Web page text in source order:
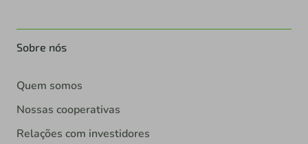
Sobre nós
Quem somos
Nossas cooperativas
Relações com investidores